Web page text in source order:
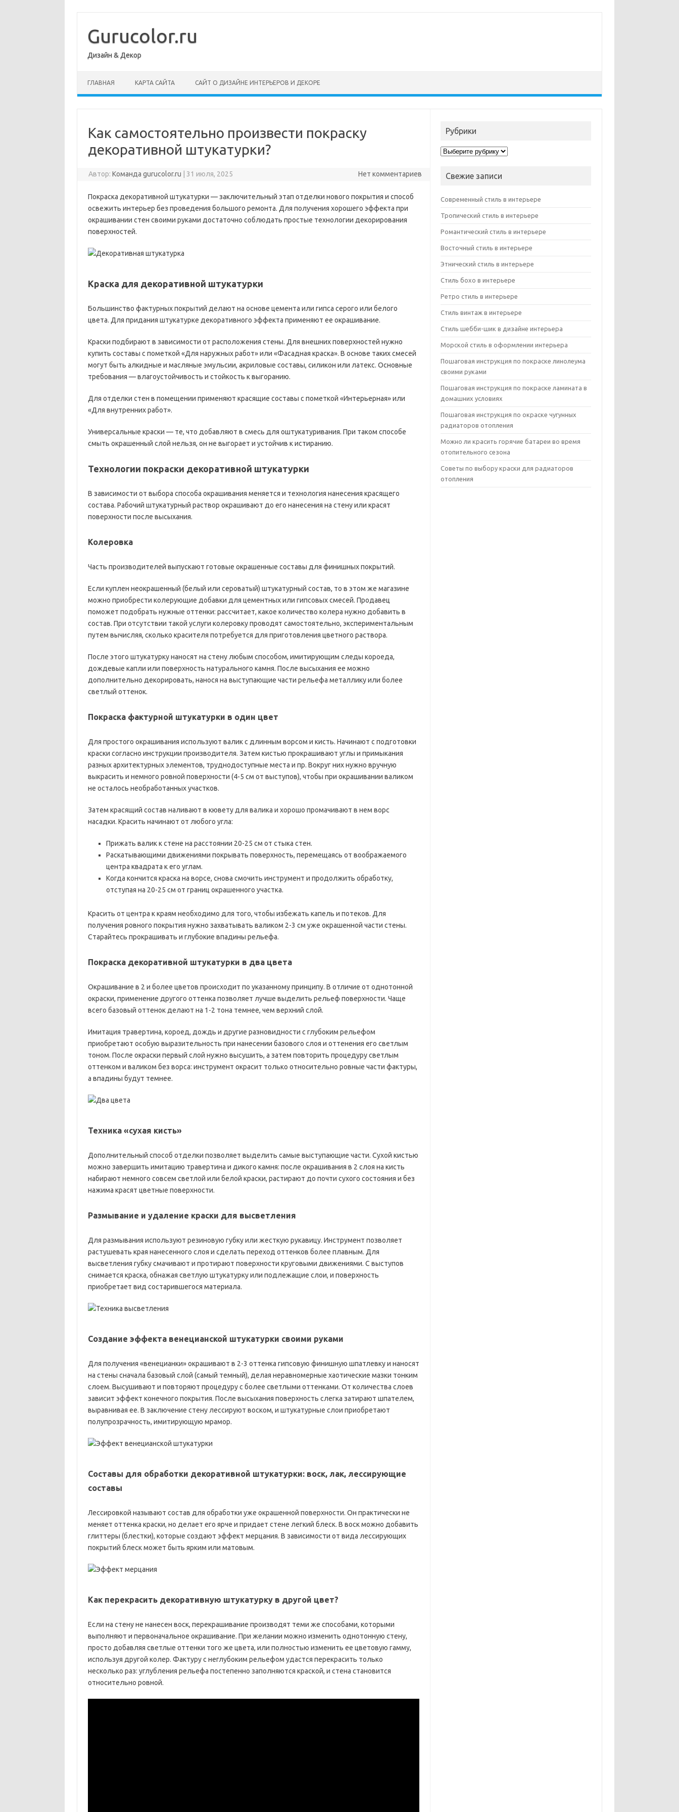
содержимому
Gurucolor.ru
Дизайн & Декор
ГЛАВНАЯ КАРТА САЙТА САЙТ О ДИЗАЙНЕ ИНТЕРЬЕРОВ И ДЕКОРЕ
Как самостоятельно произвести покраску
декоративной штукатурки?
Автор:Команда gurucolor.ru 31 июля, 2025 Нет комментариев
Покраска декоративной штукатурки — заключительный этап отделки нового покрытия и способ
освежить интерьер без проведения большого ремонта. Для получения хорошего эффекта при
окрашивании стен своими руками достаточно соблюдать простые технологии декорирования
поверхностей.
Краска для декоративной штукатурки
Большинство фактурных покрытий делают на основе цемента или гипса серого или белого
цвета. Для придания штукатурке декоративного эффекта применяют ее окрашивание.
Краски подбирают в зависимости от расположения стены. Для внешних поверхностей нужно
купить составы с пометкой «Для наружных работ» или «Фасадная краска». В основе таких смесей
могут быть алкидные и масляные эмульсии, акриловые составы, силикон или латекс. Основные
требования — влагоустойчивость и стойкость к выгоранию.
Для отделки стен в помещении применяют красящие составы с пометкой «Интерьерная» или
«Для внутренних работ».
Универсальные краски — те, что добавляют в смесь для оштукатуривания. При таком способе
смыть окрашенный слой нельзя, он не выгорает и устойчив к истиранию.
Технологии покраски декоративной штукатурки
В зависимости от выбора способа окрашивания меняется и технология нанесения красящего
состава. Рабочий штукатурный раствор окрашивают до его нанесения на стену или красят
поверхности после высыхания.
Колеровка
Часть производителей выпускают готовые окрашенные составы для финишных покрытий.
Если куплен неокрашенный (белый или сероватый) штукатурный состав, то в этом же магазине
можно приобрести колерующие добавки для цементных или гипсовых смесей. Продавец
поможет подобрать нужные оттенки: рассчитает, какое количество колера нужно добавить в
состав. При отсутствии такой услуги колеровку проводят самостоятельно, экспериментальным
путем вычисляя, сколько красителя потребуется для приготовления цветного раствора.
После этого штукатурку наносят на стену любым способом, имитирующим следы короеда,
дождевые капли или поверхность натурального камня. После высыхания ее можно
дополнительно декорировать, нанося на выступающие части рельефа металлику или более
светлый оттенок.
Покраска фактурной штукатурки в один цвет
Для простого окрашивания используют валик с длинным ворсом и кисть. Начинают с подготовки
краски согласно инструкции производителя. Затем кистью прокрашивают углы и примыкания
разных архитектурных элементов, труднодоступные места и пр. Вокруг них нужно вручную
выкрасить и немного ровной поверхности (4-5 см от выступов), чтобы при окрашивании валиком
не осталось необработанных участков.
Затем красящий состав наливают в кювету для валика и хорошо промачивают в нем ворс
насадки. Красить начинают от любого угла:
Прижать валик к стене на расстоянии 20-25 см от стыка стен.
Раскатывающими движениями покрывать поверхность, перемещаясь от воображаемого
центра квадрата к его углам.
Когда кончится краска на ворсе, снова смочить инструмент и продолжить обработку,
отступая на 20-25 см от границ окрашенного участка.
Красить от центра к краям необходимо для того, чтобы избежать капель и потеков. Для
получения ровного покрытия нужно захватывать валиком 2-3 см уже окрашенной части стены.
Старайтесь прокрашивать и глубокие впадины рельефа.
Покраска декоративной штукатурки в два цвета
Окрашивание в 2 и более цветов происходит по указанному принципу. В отличие от однотонной
окраски, применение другого оттенка позволяет лучше выделить рельеф поверхности. Чаще
всего базовый оттенок делают на 1-2 тона темнее, чем верхний слой.
Имитация травертина, короед, дождь и другие разновидности с глубоким рельефом
приобретают особую выразительность при нанесении базового слоя и оттенения его светлым
тоном. После окраски первый слой нужно высушить, а затем повторить процедуру светлым
оттенком и валиком без ворса: инструмент окрасит только относительно ровные части фактуры,
а впадины будут темнее.
Техника «сухая кисть»
Дополнительный способ отделки позволяет выделить самые выступающие части. Сухой кистью
можно завершить имитацию травертина и дикого камня: после окрашивания в 2 слоя на кисть
набирают немного совсем светлой или белой краски, растирают до почти сухого состояния и без
нажима красят цветные поверхности.
Размывание и удаление краски для высветления
Для размывания используют резиновую губку или жесткую рукавицу. Инструмент позволяет
растушевать края нанесенного слоя и сделать переход оттенков более плавным. Для
высветления губку смачивают и протирают поверхности круговыми движениями. С выступов
снимается краска, обнажая светлую штукатурку или подлежащие слои, и поверхность
приобретает вид состарившегося материала.
Создание эффекта венецианской штукатурки своими руками
Для получения «венецианки» окрашивают в 2-3 оттенка гипсовую финишную шпатлевку и наносят
на стены сначала базовый слой (самый темный), делая неравномерные хаотические мазки тонким
слоем. Высушивают и повторяют процедуру с более светлыми оттенками. От количества слоев
зависит эффект конечного покрытия. После высыхания поверхность слегка затирают шпателем,
выравнивая ее. В заключение стену лессируют воском, и штукатурные слои приобретают
полупрозрачность, имитирующую мрамор.
Составы для обработки декоративной штукатурки: воск, лак, лессирующие
составы
Лессировкой называют состав для обработки уже окрашенной поверхности. Он практически не
меняет оттенка краски, но делает его ярче и придает стене легкий блеск. В воск можно добавить
глиттеры (блестки), которые создают эффект мерцания. В зависимости от вида лессирующих
покрытий блеск может быть ярким или матовым.
Как перекрасить декоративную штукатурку в другой цвет?
Если на стену не нанесен воск, перекрашивание производят теми же способами, которыми
выполняют и первоначальное окрашивание. При желании можно изменить однотонную стену,
просто добавляя светлые оттенки того же цвета, или полностью изменить ее цветовую гамму,
используя другой колер. Фактуру с неглубоким рельефом удастся перекрасить только
несколько раз: углубления рельефа постепенно заполняются краской, и стена становится
относительно ровной.
Рубрики
Рубрики
Свежие записи
Современный стиль в интерьере
Тропический стиль в интерьере
Романтический стиль в интерьере
Восточный стиль в интерьере
Этнический стиль в интерьере
Стиль бохо в интерьере
Ретро стиль в интерьере
Стиль винтаж в интерьере
Стиль шебби-шик в дизайне интерьера
Морской стиль в оформлении интерьера
Пошаговая инструкция по покраске линолеума
своими руками
Пошаговая инструкция по покраске ламината в
домашних условиях
Пошаговая инструкция по окраске чугунных
радиаторов отопления
Можно ли красить горячие батареи во время
отопительного сезона
Советы по выбору краски для радиаторов
отопления